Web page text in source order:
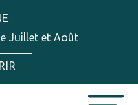
Juillet et Août